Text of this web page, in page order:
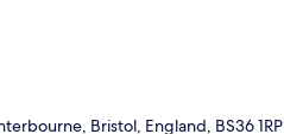
Bristol, England, BS36 1RP